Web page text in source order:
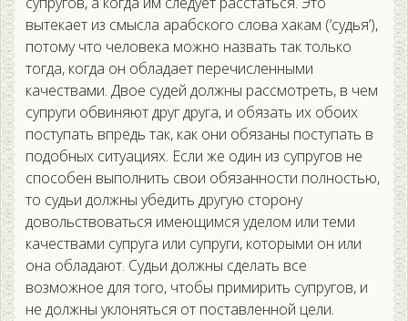
вытекает из смысла арабского слова хакам (‘судья’),
потому что человека можно назвать так только
тогда, когда он обладает перечисленными
качествами. Двое судей должны рассмотреть, в чем
супруги обвиняют друг друга, и обязать их обоих
поступать впредь так, как они обязаны поступать в
подобных ситуациях. Если же один из супругов не
способен выполнить свои обязанности полностью,
то судьи должны убедить другую сторону
довольствоваться имеющимся уделом или теми
качествами супруга или супруги, которыми он или
она обладают. Судьи должны сделать все
возможное для того, чтобы примирить супругов, и
не должны уклоняться от поставленной цели.